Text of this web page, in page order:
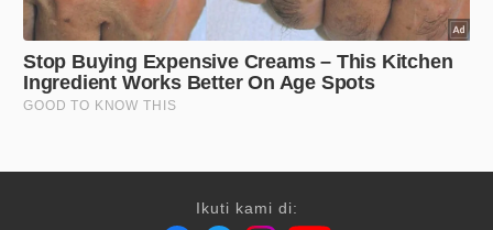
Ikuti kami di: